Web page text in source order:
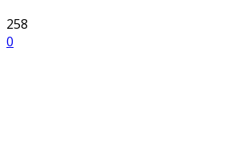
258
0